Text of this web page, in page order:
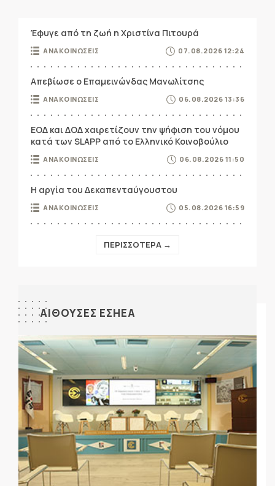
Έφυγε από τη ζωή η Χριστίνα Πιτουρά
ΑΝΑΚΟΙΝΩΣΕΙΣ 07.08.2026 12:24
Απεβίωσε ο Επαμεινώνδας Μανωλίτσης
ΑΝΑΚΟΙΝΩΣΕΙΣ 06.08.2026 13:36
ΕΟΔ και ΔΟΔ χαιρετίζουν την ψήφιση του νόμου
κατά των SLAPP από το Ελληνικό Κοινοβούλιο
ΑΝΑΚΟΙΝΩΣΕΙΣ 06.08.2026 11:50
Η αργία του Δεκαπενταύγουστου
ΑΝΑΚΟΙΝΩΣΕΙΣ 05.08.2026 16:59
ΠΕΡΙΣΣΟΤΕΡΑ →
ΑΙΘΟΥΣΕΣ ΕΣΗΕΑ